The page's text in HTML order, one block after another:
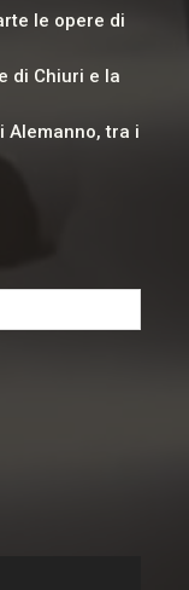
le opere di
di Chiuri e la
Alemanno, tra i